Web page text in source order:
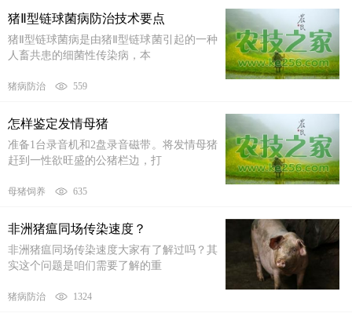
猪Ⅱ型链球菌病防治技术要点
猪Ⅱ型链球菌病是由猪Ⅱ型链球菌引起的一种
人畜共患的细菌性传染病，本
猪病防治 559
怎样鉴定发情母猪
准备1台录音机和2盘录音磁带。将发情母猪
赶到一性欲旺盛的公猪栏边，打
母猪饲养 635
非洲猪瘟同场传染速度？
非洲猪瘟同场传染速度大家有了解过吗？其
实这个问题是咱们需要了解的重
猪病防治 1324